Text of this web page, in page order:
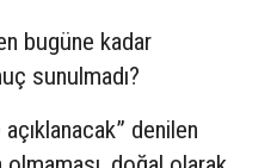
bugüne kadar
sunulmadı?
denilen